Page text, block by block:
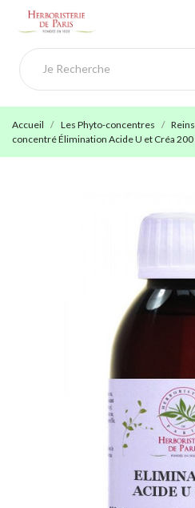
Accueil Les Phyto-concentres
concentré Élimination Acide U et Créa